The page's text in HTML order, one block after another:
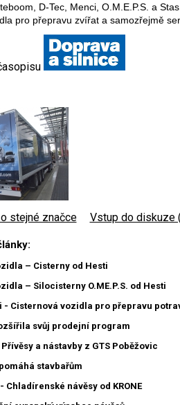
D-Tec, Menci, O.M.E.P.S. a
pro přepravu zvířat a samozřejmě
stejné značce Vstup do diskuze
– Cisterny od Hesti
– Silocisterny O.ME.P.S. od Hesti
- Cisternová vozidla pro přepravu
svůj prodejní program
a nástavby z GTS Poběžovic
stavbařům
návěsy od KRONE